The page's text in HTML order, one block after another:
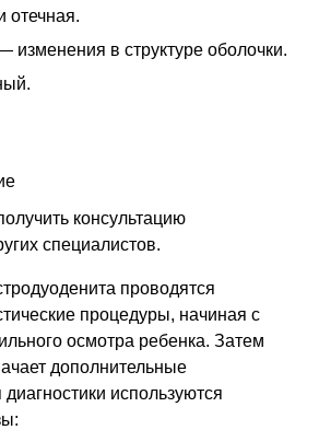
отечная.
изменения в структуре оболочки.
консультацию
специалистов.
проводятся
процедуры, начиная с
осмотра ребенка. Затем
дополнительные
используются